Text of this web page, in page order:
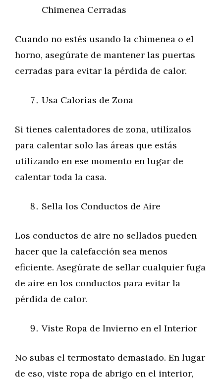
Chimenea Cerradas
Cuando no estés usando la chimenea o el
horno, asegúrate de mantener las puertas
cerradas para evitar la pérdida de calor.
Usa Calorías de Zona
Si tienes calentadores de zona, utilízalos
para calentar solo las áreas que estás
utilizando en ese momento en lugar de
calentar toda la casa.
Sella los Conductos de Aire
Los conductos de aire no sellados pueden
hacer que la calefacción sea menos
eficiente. Asegúrate de sellar cualquier fuga
de aire en los conductos para evitar la
pérdida de calor.
Viste Ropa de Invierno en el Interior
No subas el termostato demasiado. En lugar
de eso, viste ropa de abrigo en el interior,